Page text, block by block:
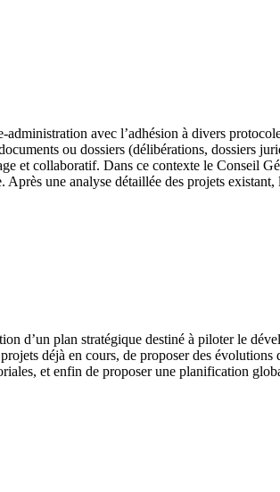
avec l’adhésion à divers
ou dossiers (délibérations, dossiers
et collaboratif. Dans ce contexte le Conseil
une analyse détaillée des projets
d’un plan stratégique destiné à piloter le
déjà en cours, de proposer des
et enfin de proposer une planification